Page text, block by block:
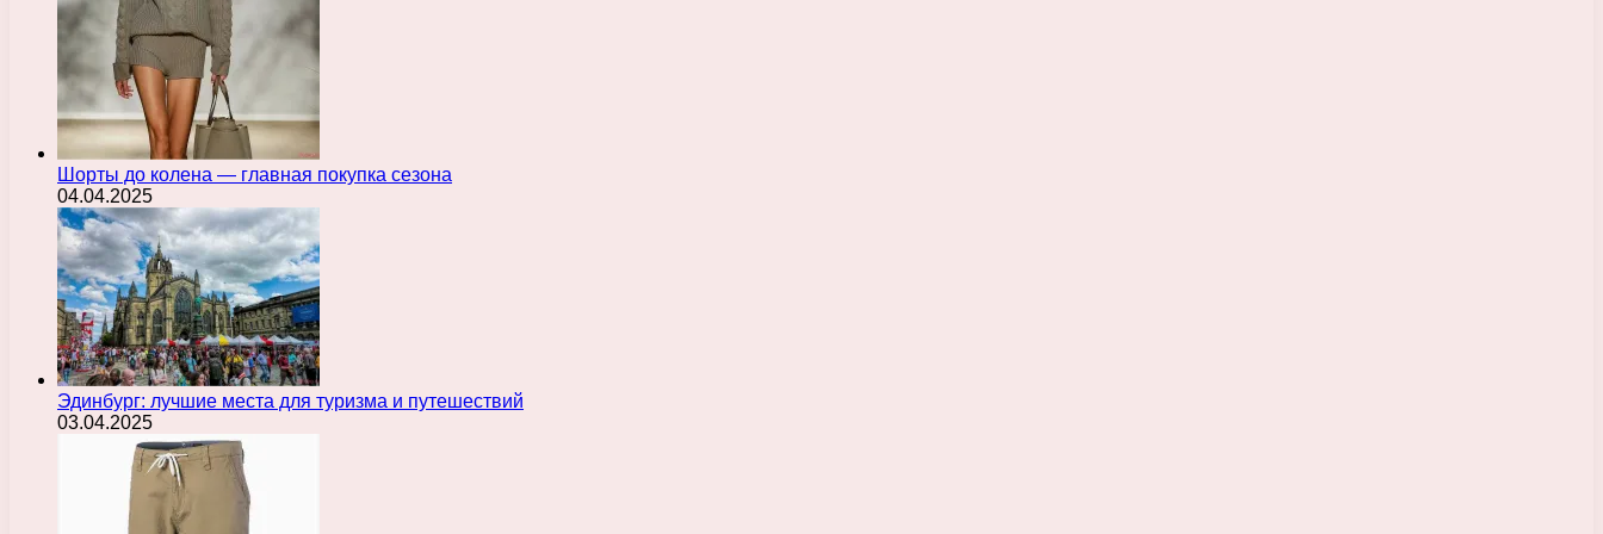
Шорты до колена — главная покупка сезона
04.04.2025
Эдинбург: лучшие места для туризма и путешествий
03.04.2025